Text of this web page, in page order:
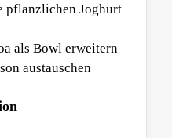
pflanzlichen Joghurt
als Bowl erweitern
austauschen